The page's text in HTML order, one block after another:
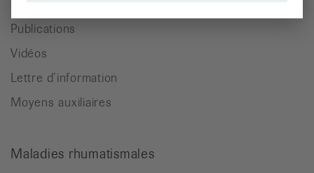
Publications
Vidéos
Lettre d’information
Moyens auxiliaires
Maladies rhumatismales